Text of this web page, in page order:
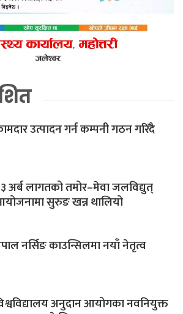
उत्पादन गर्न कम्पनी गठन गरिँदै
अर्ब लागतको तमोर–मेवा जलविद्युत्
सुरुङ खन्न थालियो
नर्सिङ काउन्सिलमा नयाँ नेतृत्व
अनुदान आयोगका नवनियुक्त